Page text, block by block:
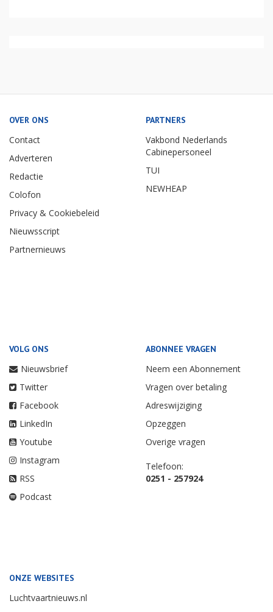
OVER ONS
Contact
Adverteren
Redactie
Colofon
Privacy & Cookiebeleid
Nieuwsscript
Partnernieuws
PARTNERS
Vakbond Nederlands
Cabinepersoneel
TUI
NEWHEAP
VOLG ONS
Nieuwsbrief
Twitter
Facebook
LinkedIn
Youtube
Instagram
RSS
Podcast
ABONNEE VRAGEN
Neem een Abonnement
Vragen over betaling
Adreswijziging
Opzeggen
Overige vragen
Telefoon:
0251 - 257924
ONZE WEBSITES
Luchtvaartnieuws.nl